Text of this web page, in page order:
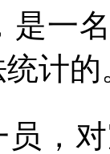
是一
计的
，